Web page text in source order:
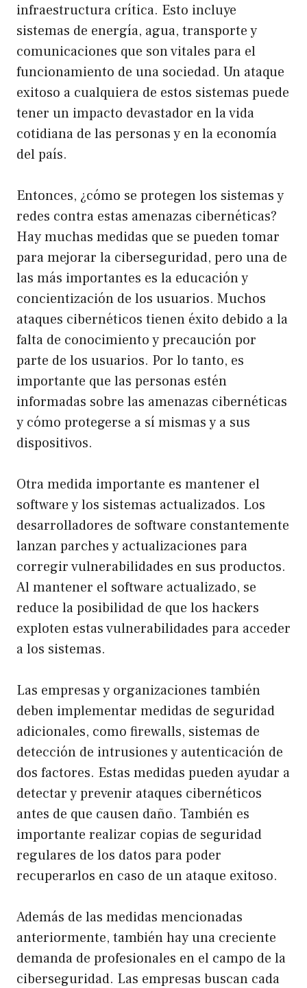
infraestructura crítica. Esto incluye
sistemas de energía, agua, transporte y
comunicaciones que son vitales para el
funcionamiento de una sociedad. Un ataque
exitoso a cualquiera de estos sistemas puede
tener un impacto devastador en la vida
cotidiana de las personas y en la economía
del país.
Entonces, ¿cómo se protegen los sistemas y
redes contra estas amenazas cibernéticas?
Hay muchas medidas que se pueden tomar
para mejorar la ciberseguridad, pero una de
las más importantes es la educación y
concientización de los usuarios. Muchos
ataques cibernéticos tienen éxito debido a la
falta de conocimiento y precaución por
parte de los usuarios. Por lo tanto, es
importante que las personas estén
informadas sobre las amenazas cibernéticas
y cómo protegerse a sí mismas y a sus
dispositivos.
Otra medida importante es mantener el
software y los sistemas actualizados. Los
desarrolladores de software constantemente
lanzan parches y actualizaciones para
corregir vulnerabilidades en sus productos.
Al mantener el software actualizado, se
reduce la posibilidad de que los hackers
exploten estas vulnerabilidades para acceder
a los sistemas.
Las empresas y organizaciones también
deben implementar medidas de seguridad
adicionales, como firewalls, sistemas de
detección de intrusiones y autenticación de
dos factores. Estas medidas pueden ayudar a
detectar y prevenir ataques cibernéticos
antes de que causen daño. También es
importante realizar copias de seguridad
regulares de los datos para poder
recuperarlos en caso de un ataque exitoso.
Además de las medidas mencionadas
anteriormente, también hay una creciente
demanda de profesionales en el campo de la
ciberseguridad. Las empresas buscan cada